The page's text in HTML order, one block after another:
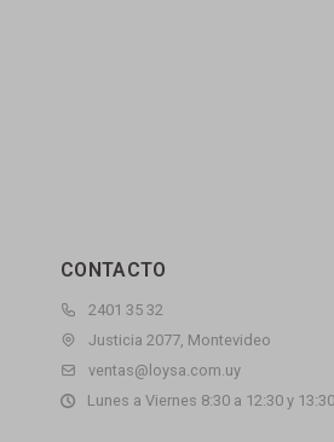
CONTACTO
2401 35 32
Justicia 2077, Montevideo
ventas@loysa.com.uy
Lunes a Viernes 8:30 a 12:30 y